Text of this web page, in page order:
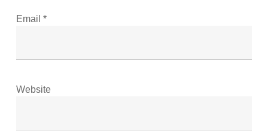
Email *
Website